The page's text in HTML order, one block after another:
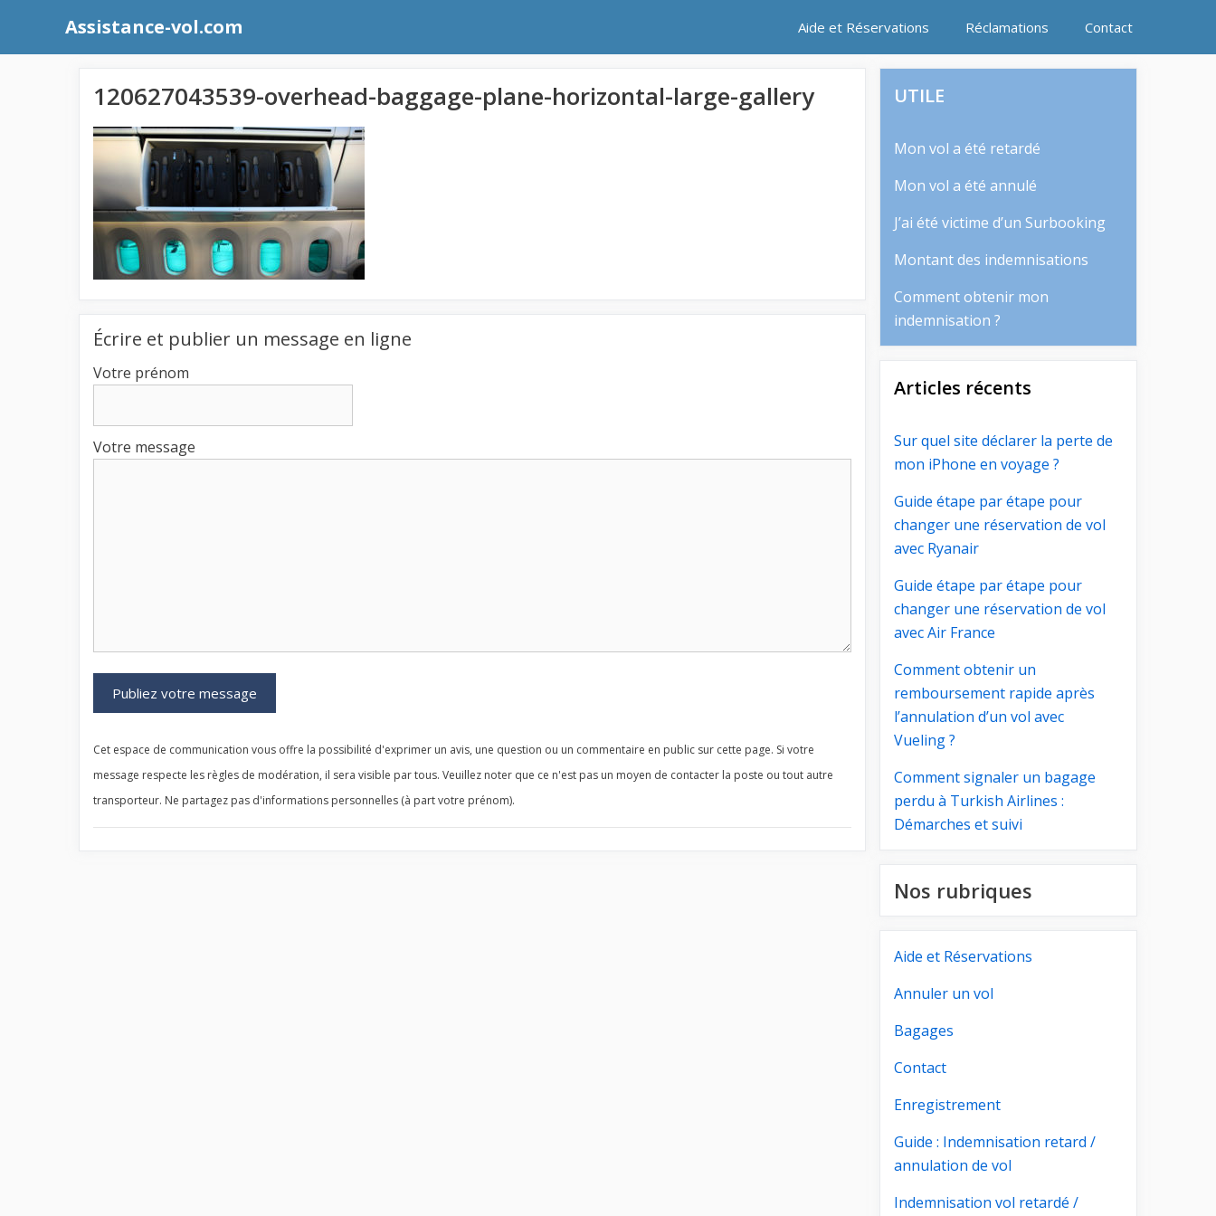
contenu
Assistance-vol.com Aide et Réservations Réclamations Contact
120627043539-overhead-baggage-plane-horizontal-large-gallery
Écrire et publier un message en ligne
Votre prénom
Votre message
Cet espace de communication vous offre la possibilité d'exprimer un avis, une question ou un commentaire en public sur cette page. Si votre
message respecte les règles de modération, il sera visible par tous. Veuillez noter que ce n'est pas un moyen de contacter la poste ou tout autre
transporteur. Ne partagez pas d'informations personnelles (à part votre prénom).
UTILE
Mon vol a été retardé
Mon vol a été annulé
J’ai été victime d’un Surbooking
Montant des indemnisations
Comment obtenir mon
indemnisation ?
Articles récents
Sur quel site déclarer la perte de
mon iPhone en voyage ?
Guide étape par étape pour
changer une réservation de vol
avec Ryanair
Guide étape par étape pour
changer une réservation de vol
avec Air France
Comment obtenir un
remboursement rapide après
l’annulation d’un vol avec
Vueling ?
Comment signaler un bagage
perdu à Turkish Airlines :
Démarches et suivi
Nos rubriques
Aide et Réservations
Annuler un vol
Bagages
Contact
Enregistrement
Guide : Indemnisation retard /
annulation de vol
Indemnisation vol retardé /